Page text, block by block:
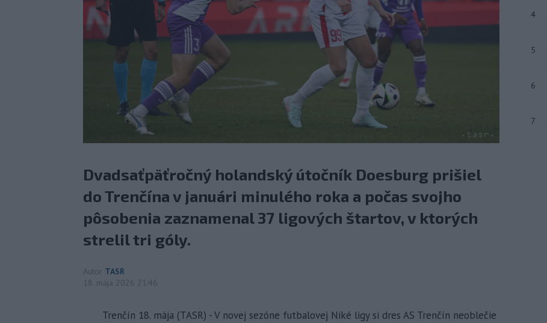
Dvadsaťpäťročný holandský útočník Doesburg prišiel
do Trenčína v januári minulého roka a počas svojho
pôsobenia zaznamenal 37 ligových štartov, v ktorých
strelil tri góly.
Autor TASR
18. mája 2026 21:46
Trenčín 18. mája (TASR) - V novej sezóne futbalovej Niké ligy si dres AS Trenčín neoblečie
4
5
6
7